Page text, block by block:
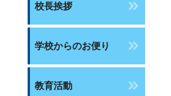
校長挨拶
学校からのお便り
教育活動